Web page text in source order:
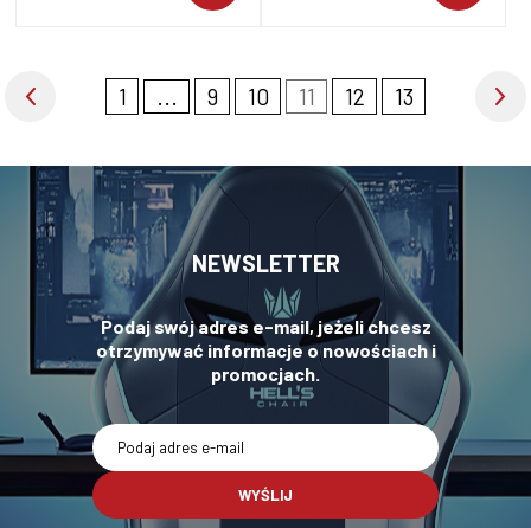
1 ... 9 10 11 12 13
NEWSLETTER
Podaj swój adres e-mail, jeżeli chcesz
otrzymywać informacje o nowościach i
promocjach.
WYŚLIJ